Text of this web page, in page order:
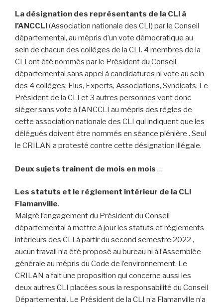
La désignation des représentants de la CLI à
l’ANCCLI(Association nationale des CLI) par le Conseil
départemental, au mépris d’un vote démocratique au
sein de chacun des collèges de la CLI. 4 membres de la
CLI ont été nommés par le Président du Conseil
départemental sans appel à candidatures ni vote au sein
des 4 collèges: Elus, Experts, Associations, Syndicats. Le
Président de la CLI et 3 autres personnes vont donc
siéger sans vote à l’ANCCLI au mépris des règles de
cette association nationale des CLI qui indiquent que les
délégués doivent être nommés en séance plénière . Seul
le CRILAN a protesté contre cette désignation illégale.
Deux sujets trainent de mois en mois …
Les statuts et le règlement intérieur de la CLI
Flamanville.
Malgré l’engagement du Président du Conseil
départemental à mettre à jour les statuts et règlements
intérieurs des CLI à partir du second semestre 2022 ,
aucun travail n’a été proposé au bureau ni à l’Assemblée
générale au mépris du Code de l’environnement. Le
CRILAN a fait une proposition qui concerne aussi les
deux autres CLI placées sous la responsabilité du Conseil
Départemental. Le Président de la CLI n’a Flamanville n’a